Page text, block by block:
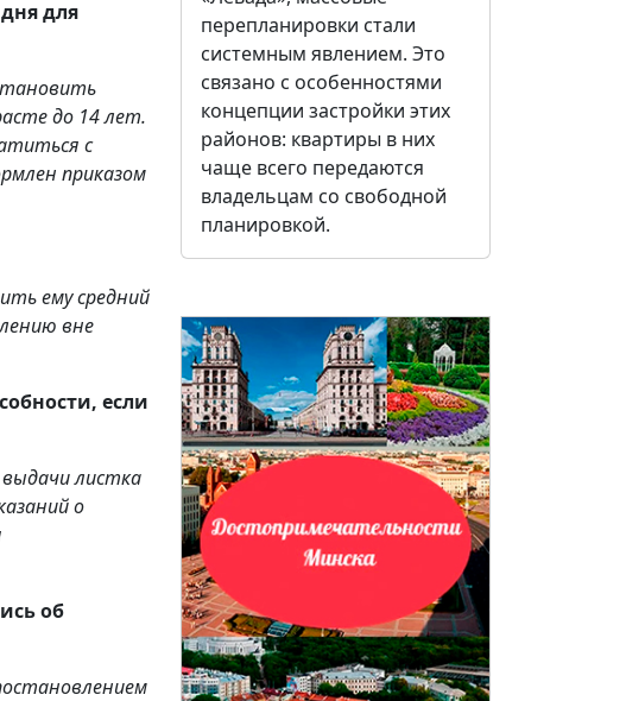
для
до 14 лет.
с
приказом
ему средний
вне
если
листка
о
об
перепланировки стали
системным явлением. Это
связано с особенностями
концепции застройки этих
районов: квартиры в них
чаще всего передаются
владельцам со свободной
планировкой.